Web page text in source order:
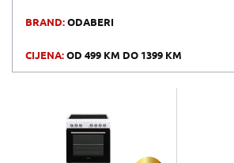
BRAND:ODABERI
CIJENA:OD 499 KM DO 1399 KM